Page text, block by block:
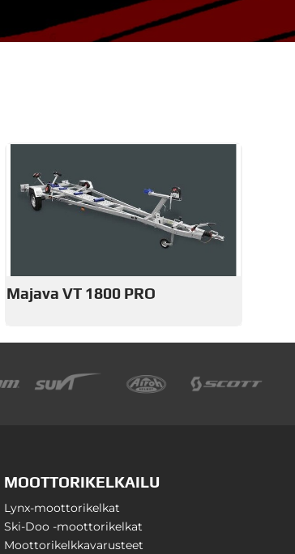
Majava VT 1800 PRO
MOOTTORIKELKAILU
Lynx-moottorikelkat
Ski-Doo -moottorikelkat
Moottorikelkkavarusteet